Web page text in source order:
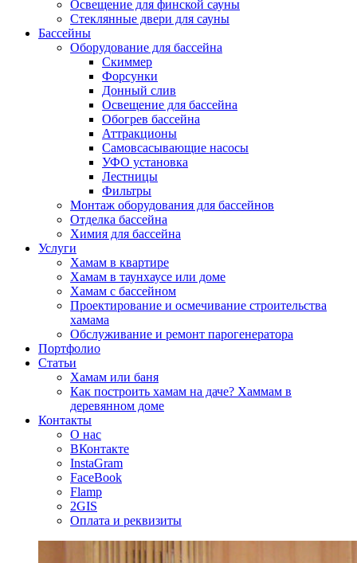
Освещение для финской сауны
Стеклянные двери для сауны
Бассейны
Оборудование для бассейна
Скиммер
Форсунки
Донный слив
Освещение для бассейна
Обогрев бассейна
Аттракционы
Самовсасывающие насосы
УФО установка
Лестницы
Фильтры
Монтаж оборудования для бассейнов
Отделка бассейна
Химия для бассейна
Услуги
Хамам в квартире
Хамам в таунхаусе или доме
Хамам с бассейном
Проектирование и осмечивание строительства
хамама
Обслуживание и ремонт парогенератора
Портфолио
Статьи
Хамам или баня
Как построить хамам на даче? Хаммам в
деревянном доме
Контакты
О нас
ВКонтакте
InstaGram
FaceBook
Flamp
2GIS
Оплата и реквизиты